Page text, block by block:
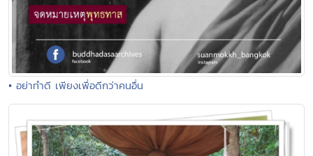
• อย่าทำดี เพียงเพื่อดีกว่าคนอื่น